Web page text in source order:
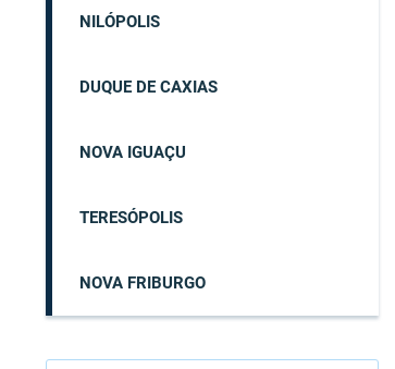
NILÓPOLIS
DUQUE DE CAXIAS
NOVA IGUAÇU
TERESÓPOLIS
NOVA FRIBURGO